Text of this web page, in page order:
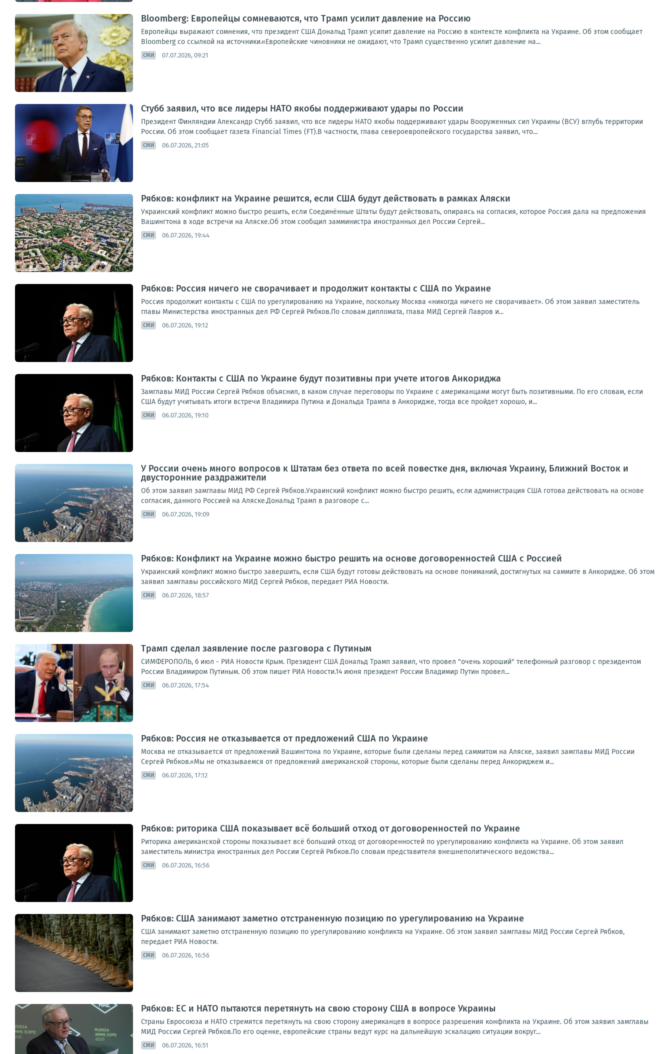
Bloomberg: Европейцы сомневаются, что Трамп усилит давление на Россию
Европейцы выражают сомнения, что президент США Дональд Трамп усилит давление на Россию в контексте конфликта на Украине. Об этом сообщает
Bloomberg со ссылкой на источники.«Европейские чиновники не ожидают, что Трамп существенно усилит давление на...
СМИ 07.07.2026, 09:21
Стубб заявил, что все лидеры НАТО якобы поддерживают удары по России
Президент Финляндии Александр Стубб заявил, что все лидеры НАТО якобы поддерживают удары Вооруженных сил Украины (ВСУ) вглубь территории
России. Об этом сообщает газета Financial Times (FT).В частности, глава североевропейского государства заявил, что...
СМИ 06.07.2026, 21:05
Рябков: конфликт на Украине решится, если США будут действовать в рамках Аляски
Украинский конфликт можно быстро решить, если Соединённые Штаты будут действовать, опираясь на согласия, которое Россия дала на предложения
Вашингтона в ходе встречи на Аляске.Об этом сообщил замминистра иностранных дел России Сергей...
СМИ 06.07.2026, 19:44
Рябков: Россия ничего не сворачивает и продолжит контакты с США по Украине
Россия продолжит контакты с США по урегулированию на Украине, поскольку Москва «никогда ничего не сворачивает». Об этом заявил заместитель
главы Министерства иностранных дел РФ Сергей Рябков.По словам дипломата, глава МИД Сергей Лавров и...
СМИ 06.07.2026, 19:12
Рябков: Контакты с США по Украине будут позитивны при учете итогов Анкориджа
Замглавы МИД России Сергей Рябков объяснил, в каком случае переговоры по Украине с американцами могут быть позитивными. По его словам, если
США будут учитывать итоги встречи Владимира Путина и Дональда Трампа в Анкоридже, тогда все пройдет хорошо, и...
СМИ 06.07.2026, 19:10
У России очень много вопросов к Штатам без ответа по всей повестке дня, включая Украину, Ближний Восток и
двусторонние раздражители
Об этом заявил замглавы МИД РФ Сергей Рябков.Украинский конфликт можно быстро решить, если администрация США готова действовать на основе
согласия, данного Россией на Аляске.Дональд Трамп в разговоре с...
СМИ 06.07.2026, 19:09
Рябков: Конфликт на Украине можно быстро решить на основе договоренностей США с Россией
Украинский конфликт можно быстро завершить, если США будут готовы действовать на основе пониманий, достигнутых на саммите в Анкоридже. Об этом
заявил замглавы российского МИД Сергей Рябков, передает РИА Новости.
СМИ 06.07.2026, 18:57
Трамп сделал заявление после разговора с Путиным
СИМФЕРОПОЛЬ, 6 июл - РИА Новости Крым. Президент США Дональд Трамп заявил, что провел "очень хороший" телефонный разговор с президентом
России Владимиром Путиным. Об этом пишет РИА Новости.14 июня президент России Владимир Путин провел...
СМИ 06.07.2026, 17:54
Рябков: Россия не отказывается от предложений США по Украине
Москва не отказывается от предложений Вашингтона по Украине, которые были сделаны перед саммитом на Аляске, заявил замглавы МИД России
Сергей Рябков.«Мы не отказываемся от предложений американской стороны, которые были сделаны перед Анкориджем и...
СМИ 06.07.2026, 17:12
Рябков: риторика США показывает всё больший отход от договоренностей по Украине
Риторика американской стороны показывает всё больший отход от договоренностей по урегулированию конфликта на Украине. Об этом заявил
заместитель министра иностранных дел России Сергей Рябков.По словам представителя внешнеполитического ведомства...
СМИ 06.07.2026, 16:56
Рябков: США занимают заметно отстраненную позицию по урегулированию на Украине
США занимают заметно отстраненную позицию по урегулированию конфликта на Украине. Об этом заявил замглавы МИД России Сергей Рябков,
передает РИА Новости.
СМИ 06.07.2026, 16:56
Рябков: ЕС и НАТО пытаются перетянуть на свою сторону США в вопросе Украины
Страны Евросоюза и НАТО стремятся перетянуть на свою сторону американцев в вопросе разрешения конфликта на Украине. Об этом заявил замглавы
МИД России Сергей Рябков.По его оценке, европейские страны ведут курс на дальнейшую эскалацию ситуации вокруг...
СМИ 06.07.2026, 16:51